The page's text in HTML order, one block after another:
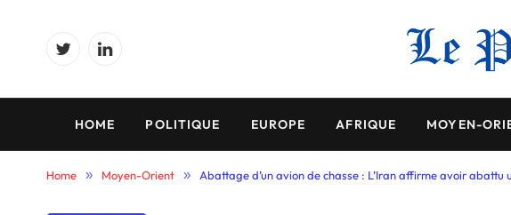
TwitterLinkedIn
HOME POLITIQUE EUROPE AFRIQUE MOYEN-
Home » Moyen-Orient » Abattage d’un avion de chasse : L’Iran affirme avoir